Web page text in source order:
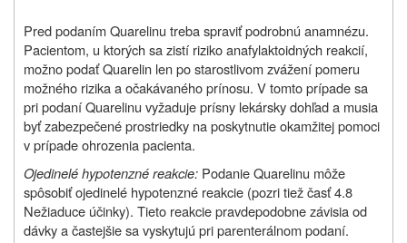
Pred podaním Quarelinu treba spraviť podrobnú anamnézu.
Pacientom, u ktorých sa zistí riziko anafylaktoidných reakcií,
možno podať Quarelin len po starostlivom zvážení pomeru
možného rizika a očakávaného prínosu. V tomto prípade sa
pri podaní Quarelinu vyžaduje prísny lekársky dohľad a musia
byť zabezpečené prostriedky na poskytnutie okamžitej pomoci
v prípade ohrozenia pacienta.
Ojedinelé hypotenzné reakcie: Podanie Quarelinu môže
spôsobiť ojedinelé hypotenzné reakcie (pozri tiež časť 4.8
Nežiaduce účinky). Tieto reakcie pravdepodobne závisia od
dávky a častejšie sa vyskytujú pri parenterálnom podaní.